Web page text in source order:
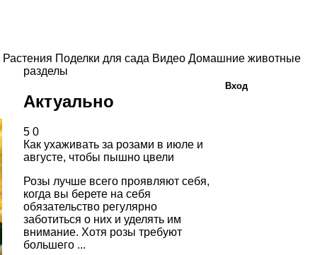
Растения Поделки для сада Видео Домашние животные
разделы
Актуально
5 0
Как ухаживать за розами в июле и
августе, чтобы пышно цвели
Розы лучше всего проявляют себя,
когда вы берете на себя
обязательство регулярно
заботиться о них и уделять им
внимание. Хотя розы требуют
большего ...
Вход